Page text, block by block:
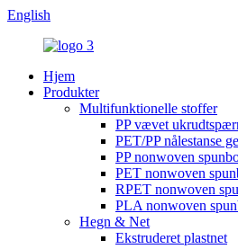
English
Hjem
Produkter
Multifunktionelle stoffer
PP vævet
PET/PP nålestanse
PP nonwoven
PET nonwoven
RPET nonwoven
PLA nonwoven
Hegn & Net
Ekstruderet plastnet